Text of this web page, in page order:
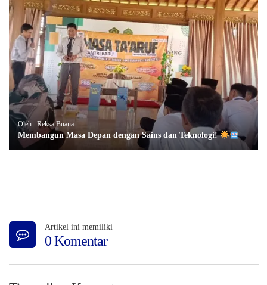
Oleh : Reksa Buana
Membangun Masa Depan dengan Sains dan Teknologi!
Artikel ini memiliki
0 Komentar